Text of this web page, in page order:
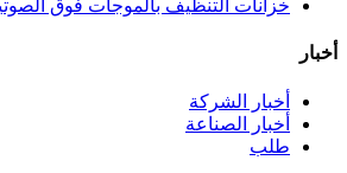
خزانات التنظيف بالموجات فوق
أخبار
أخبار الشركة
أخبار الصناعة
طلب